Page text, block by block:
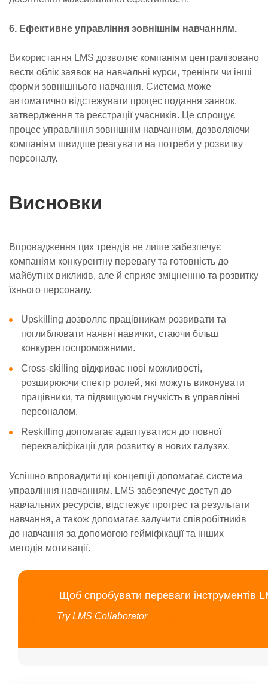
6. Ефективне управління зовнішнім навчанням.
Використання LMS дозволяє компаніям централізовано
вести облік заявок на навчальні курси, тренінги чи інші
форми зовнішнього навчання. Система може
автоматично відстежувати процес подання заявок,
затвердження та реєстрації учасників. Це спрощує
процес управління зовнішнім навчанням, дозволяючи
компаніям швидше реагувати на потреби у розвитку
персоналу.
Висновки
Впровадження цих трендів не лише забезпечує
компаніям конкурентну перевагу та готовність до
майбутніх викликів, але й сприяє зміцненню та розвитку
їхнього персоналу.
Upskilling дозволяє працівникам розвивати та
поглиблювати наявні навички, стаючи більш
конкурентоспроможними.
Cross-skilling відкриває нові можливості,
розширюючи спектр ролей, які можуть виконувати
працівники, та підвищуючи гнучкість в управлінні
персоналом.
Reskilling допомагає адаптуватися до повної
перекваліфікації для розвитку в нових галузях.
Успішно впровадити ці концепції допомагає система
управління навчанням. LMS забезпечує доступ до
навчальних ресурсів, відстежує прогрес та результати
навчання, а також допомагає залучити співробітників
до навчання за допомогою гейміфікації та інших
методів мотивації.
Щоб спробувати переваги інструментів
Try LMS Collaborator